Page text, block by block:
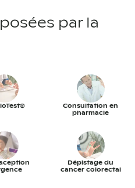
par la
Consultation en
pharmacie
Dépistage du
cancer colorectal